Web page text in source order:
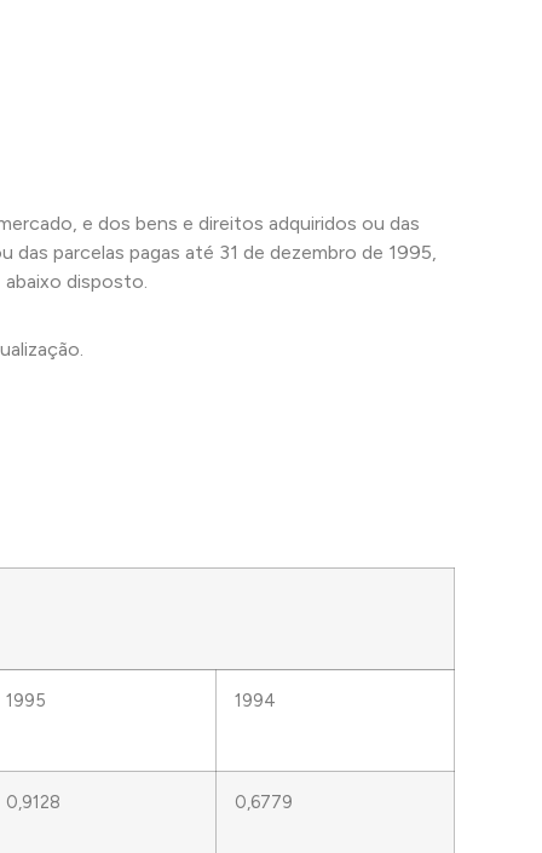
e dos bens e direitos adquiridos ou das
parcelas pagas até 31 de dezembro de 1995,
disposto.
1995 1994
0,9128 0,6779